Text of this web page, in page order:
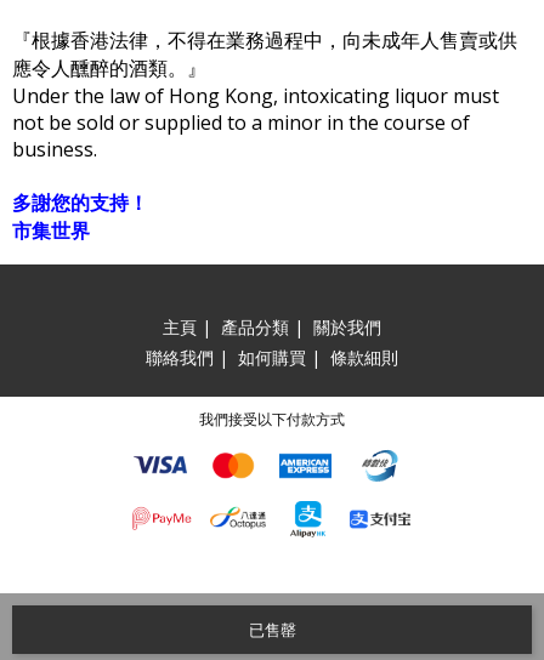
已售罄
『根據香港法律，不得在業務過程中，向未成年人售賣或供
應令人醺醉的酒類。』
Under the law of Hong Kong, intoxicating liquor must
not be sold or supplied to a minor in the course of
business.
多謝您的支持！
市集世界
主頁 | 產品分類 | 關於我們
聯絡我們 | 如何購買 | 條款細則
我們接受以下付款方式